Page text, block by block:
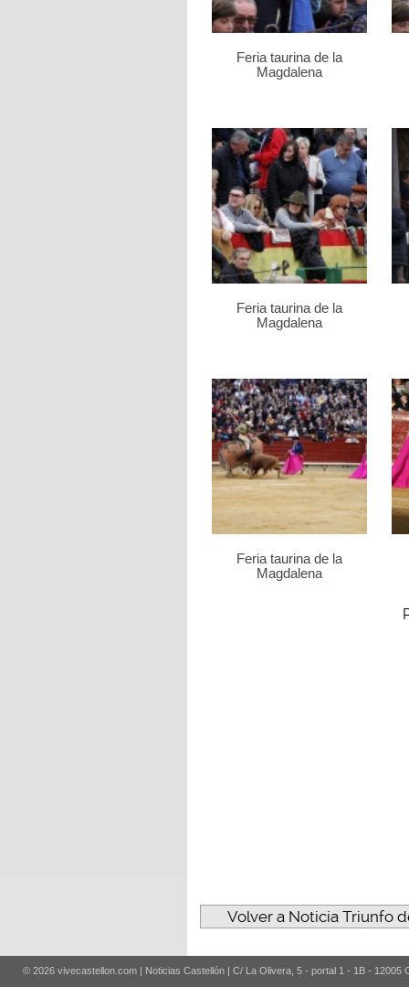
Feria taurina de la
Magdalena
Feria taurina de la
Magdalena
Feria taurina de la
Magdalena
Volver a Noticia Triunfo
© 2026 vivecastellon.com | Noticias Castellón | C/ La Olivera, 5 - portal 1 - 1B - 12005